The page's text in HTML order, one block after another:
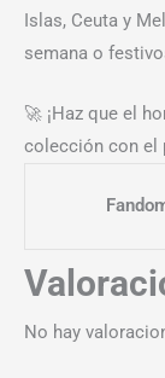
Islas, Ceuta y
semana o
🚀 ¡Haz que el
colección con el
No hay